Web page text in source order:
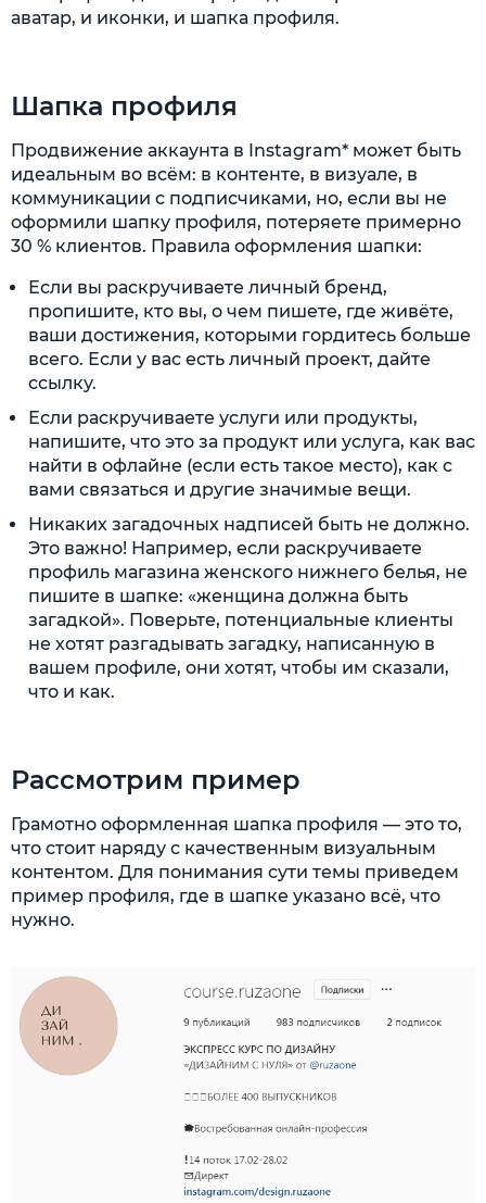
аватар, и иконки, и шапка профиля.
Шапка профиля
Продвижение аккаунта в Instagram* может быть
идеальным во всём: в контенте, в визуале, в
коммуникации с подписчиками, но, если вы не
оформили шапку профиля, потеряете примерно
30 % клиентов. Правила оформления шапки:
Если вы раскручиваете личный бренд,
пропишите, кто вы, о чем пишете, где живёте,
ваши достижения, которыми гордитесь больше
всего. Если у вас есть личный проект, дайте
ссылку.
Если раскручиваете услуги или продукты,
напишите, что это за продукт или услуга, как вас
найти в офлайне (если есть такое место), как с
вами связаться и другие значимые вещи.
Никаких загадочных надписей быть не должно.
Это важно! Например, если раскручиваете
профиль магазина женского нижнего белья, не
пишите в шапке: «женщина должна быть
загадкой». Поверьте, потенциальные клиенты
не хотят разгадывать загадку, написанную в
вашем профиле, они хотят, чтобы им сказали,
что и как.
Рассмотрим пример
Грамотно оформленная шапка профиля — это то,
что стоит наряду с качественным визуальным
контентом. Для понимания сути темы приведем
пример профиля, где в шапке указано всё, что
нужно.